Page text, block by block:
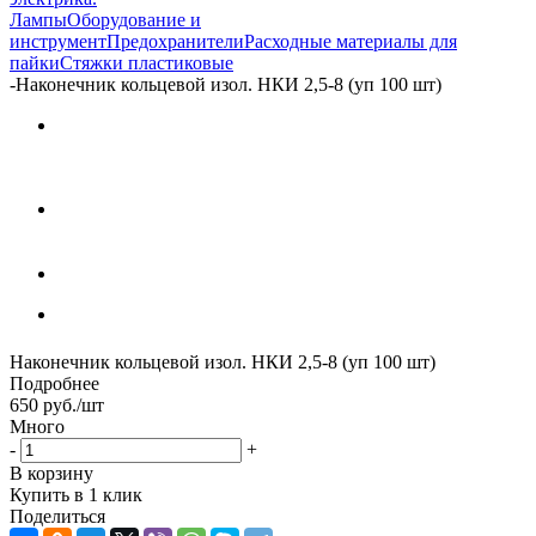
ЛампыОборудование и
инструментПредохранителиРасходные материалы для
пайкиСтяжки пластиковые
-Наконечник кольцевой изол. НКИ 2,5-8 (уп 100 шт)
Наконечник кольцевой изол. НКИ 2,5-8 (уп 100 шт)
Подробнее
650 руб./шт
Много
-
+
В корзину
Купить в 1 клик
Поделиться